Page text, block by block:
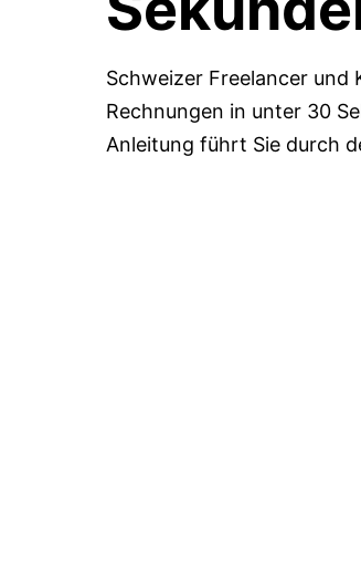
Schweizer Freelancer und
Rechnungen in unter 30
Anleitung führt Sie durch